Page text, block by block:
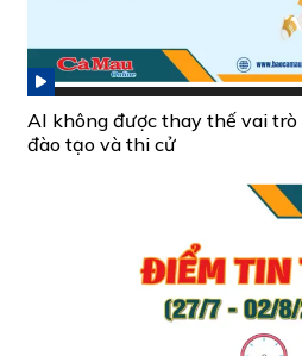
AI không được thay thế vai
đào tạo và thi cử